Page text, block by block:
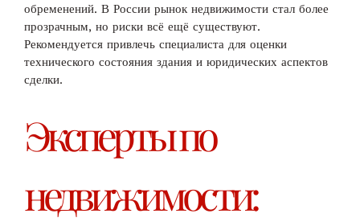
обременений. В России рынок недвижимости стал более
прозрачным, но риски всё ещё существуют.
Рекомендуется привлечь специалиста для оценки
технического состояния здания и юридических аспектов
сделки.
Эксперты по
недвижимости: